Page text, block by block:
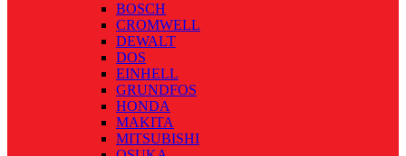
BOSCH
CROMWELL
DEWALT
DOS
EINHELL
GRUNDFOS
HONDA
MAKITA
MITSUBISHI